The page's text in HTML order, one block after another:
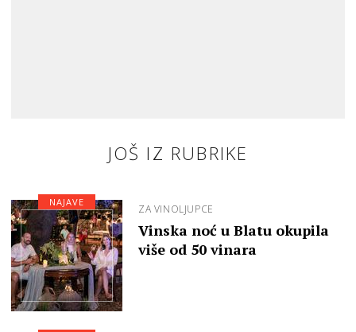
JOŠ IZ RUBRIKE
ZA VINOLJUPCE
Vinska noć u Blatu okupila
više od 50 vinara
NAJAVE